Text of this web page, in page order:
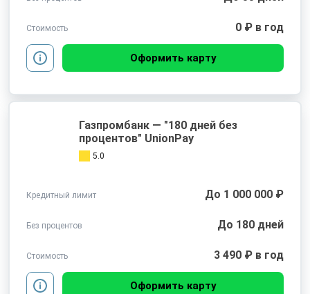
Стоимость 0 ₽ в год
Оформить карту
Газпромбанк — "180 дней без
процентов" UnionPay
5.0
Кредитный лимит До 1 000 000 ₽
Без процентов До 180 дней
Стоимость 3 490 ₽ в год
Оформить карту